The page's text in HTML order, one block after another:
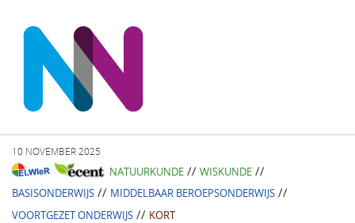
10 NOVEMBER 2025
NATUURKUNDE// WISKUNDE//
BASISONDERWIJS // MIDDELBAAR BEROEPSONDERWIJS //
VOORTGEZET ONDERWIJS // KORT